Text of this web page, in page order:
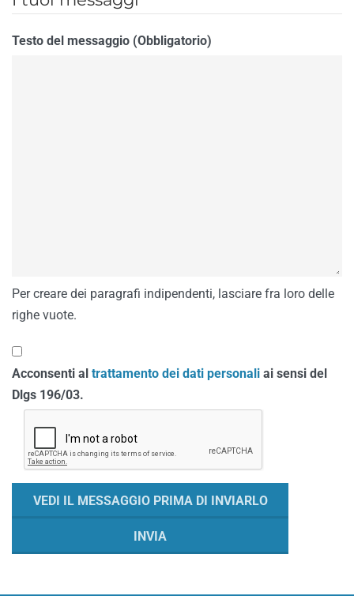
Testo del messaggio (Obbligatorio)
Per creare dei paragrafi indipendenti, lasciare fra loro delle
righe vuote.
Acconsenti al trattamento dei dati personali ai sensi del
Dlgs 196/03.